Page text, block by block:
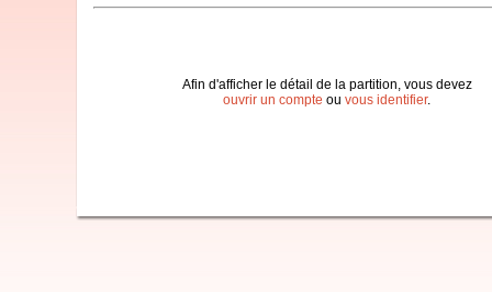
Afin d'afficher le détail de la partition, vous devez
ouvrir un compte ou vous identifier.